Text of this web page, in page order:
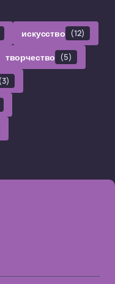
искусство (12)
творчество (5)